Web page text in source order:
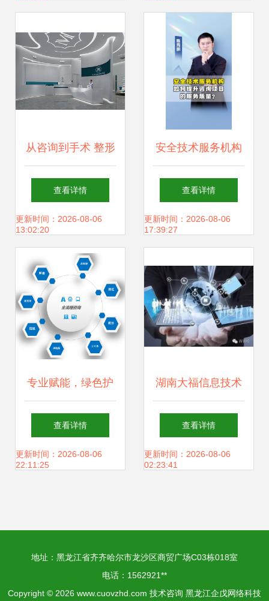
从咨询到手术 整形
医院装修效果图与
功能空间设计全解
查看详情
更新时间：2026-08-06
13:02:20
安全技术服务机构
如何通过优化流程
与深化协作提升咨
查看详情
更新时间：2026-08-06
17:39:27
专业赋能，绿色护
航 环保技术咨询服
务获证单位助力企
查看详情
更新时间：2026-08-06
22:11:25
湖南大福信息技术
咨询 专业驱动，赋
能企业数字化转型
查看详情
更新时间：2026-08-06
02:23:41
地址：黑龙江省齐齐哈尔市龙沙区商贸广场C03栋018室
电话：1562921**
Copyright © 2026 www.cuovzhd.com 技术咨询 黑龙江企戊网络科技